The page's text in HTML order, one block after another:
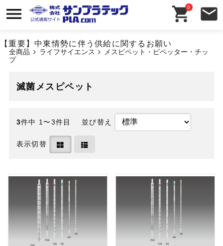
【重要】中東情勢に伴う供給に関するお願い
0
全商品 ライフサイエンス
メスピペット・ピペッター・チッ
プ
滅菌メスピペット
3件中 1〜3件目 並び替え
表示切替